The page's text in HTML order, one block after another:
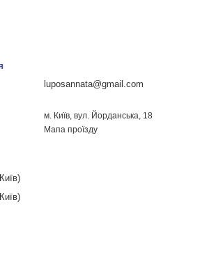
luposannata@gmail.com
м. Київ, вул. Йорданська, 18
Мапа проїзду